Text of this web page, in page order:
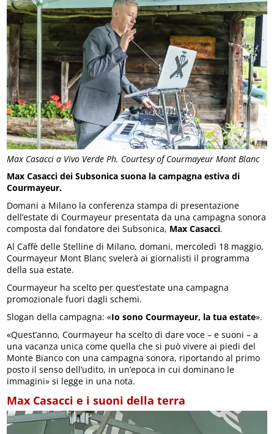
Max Casacci a Vivo Verde Ph. Courtesy of Courmayeur Mont Blanc
Max Casacci dei Subsonica suona la campagna estiva di
Courmayeur.
Domani a Milano la conferenza stampa di presentazione
dell’estate di Courmayeur presentata da una campagna sonora
composta dal fondatore dei Subsonica, Max Casacci.
Al Caffè delle Stelline di Milano, domani, mercoledì 18 maggio,
Courmayeur Mont Blanc svelerà ai giornalisti il programma
della sua estate.
Courmayeur ha scelto per quest’estate una campagna
promozionale fuori dagli schemi.
Slogan della campagna: «Io sono Courmayeur, la tua estate».
«Quest’anno, Courmayeur ha scelto di dare voce – e suoni – a
una vacanza unica come quella che si può vivere ai piedi del
Monte Bianco con una campagna sonora, riportando al primo
posto il senso dell’udito, in un’epoca in cui dominano le
immagini» si legge in una nota.
Max Casacci e i suoni della terra
Video
Player